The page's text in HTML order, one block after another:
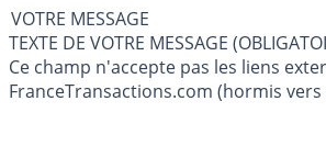
VOTRE MESSAGE
TEXTE DE VOTRE MESSAGE
Ce champ n'accepte pas les liens
FranceTransactions.com (hormis